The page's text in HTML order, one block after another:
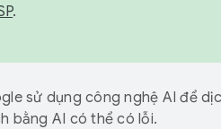
.
sử dụng công nghệ AI để
bằng AI có thể có lỗi.